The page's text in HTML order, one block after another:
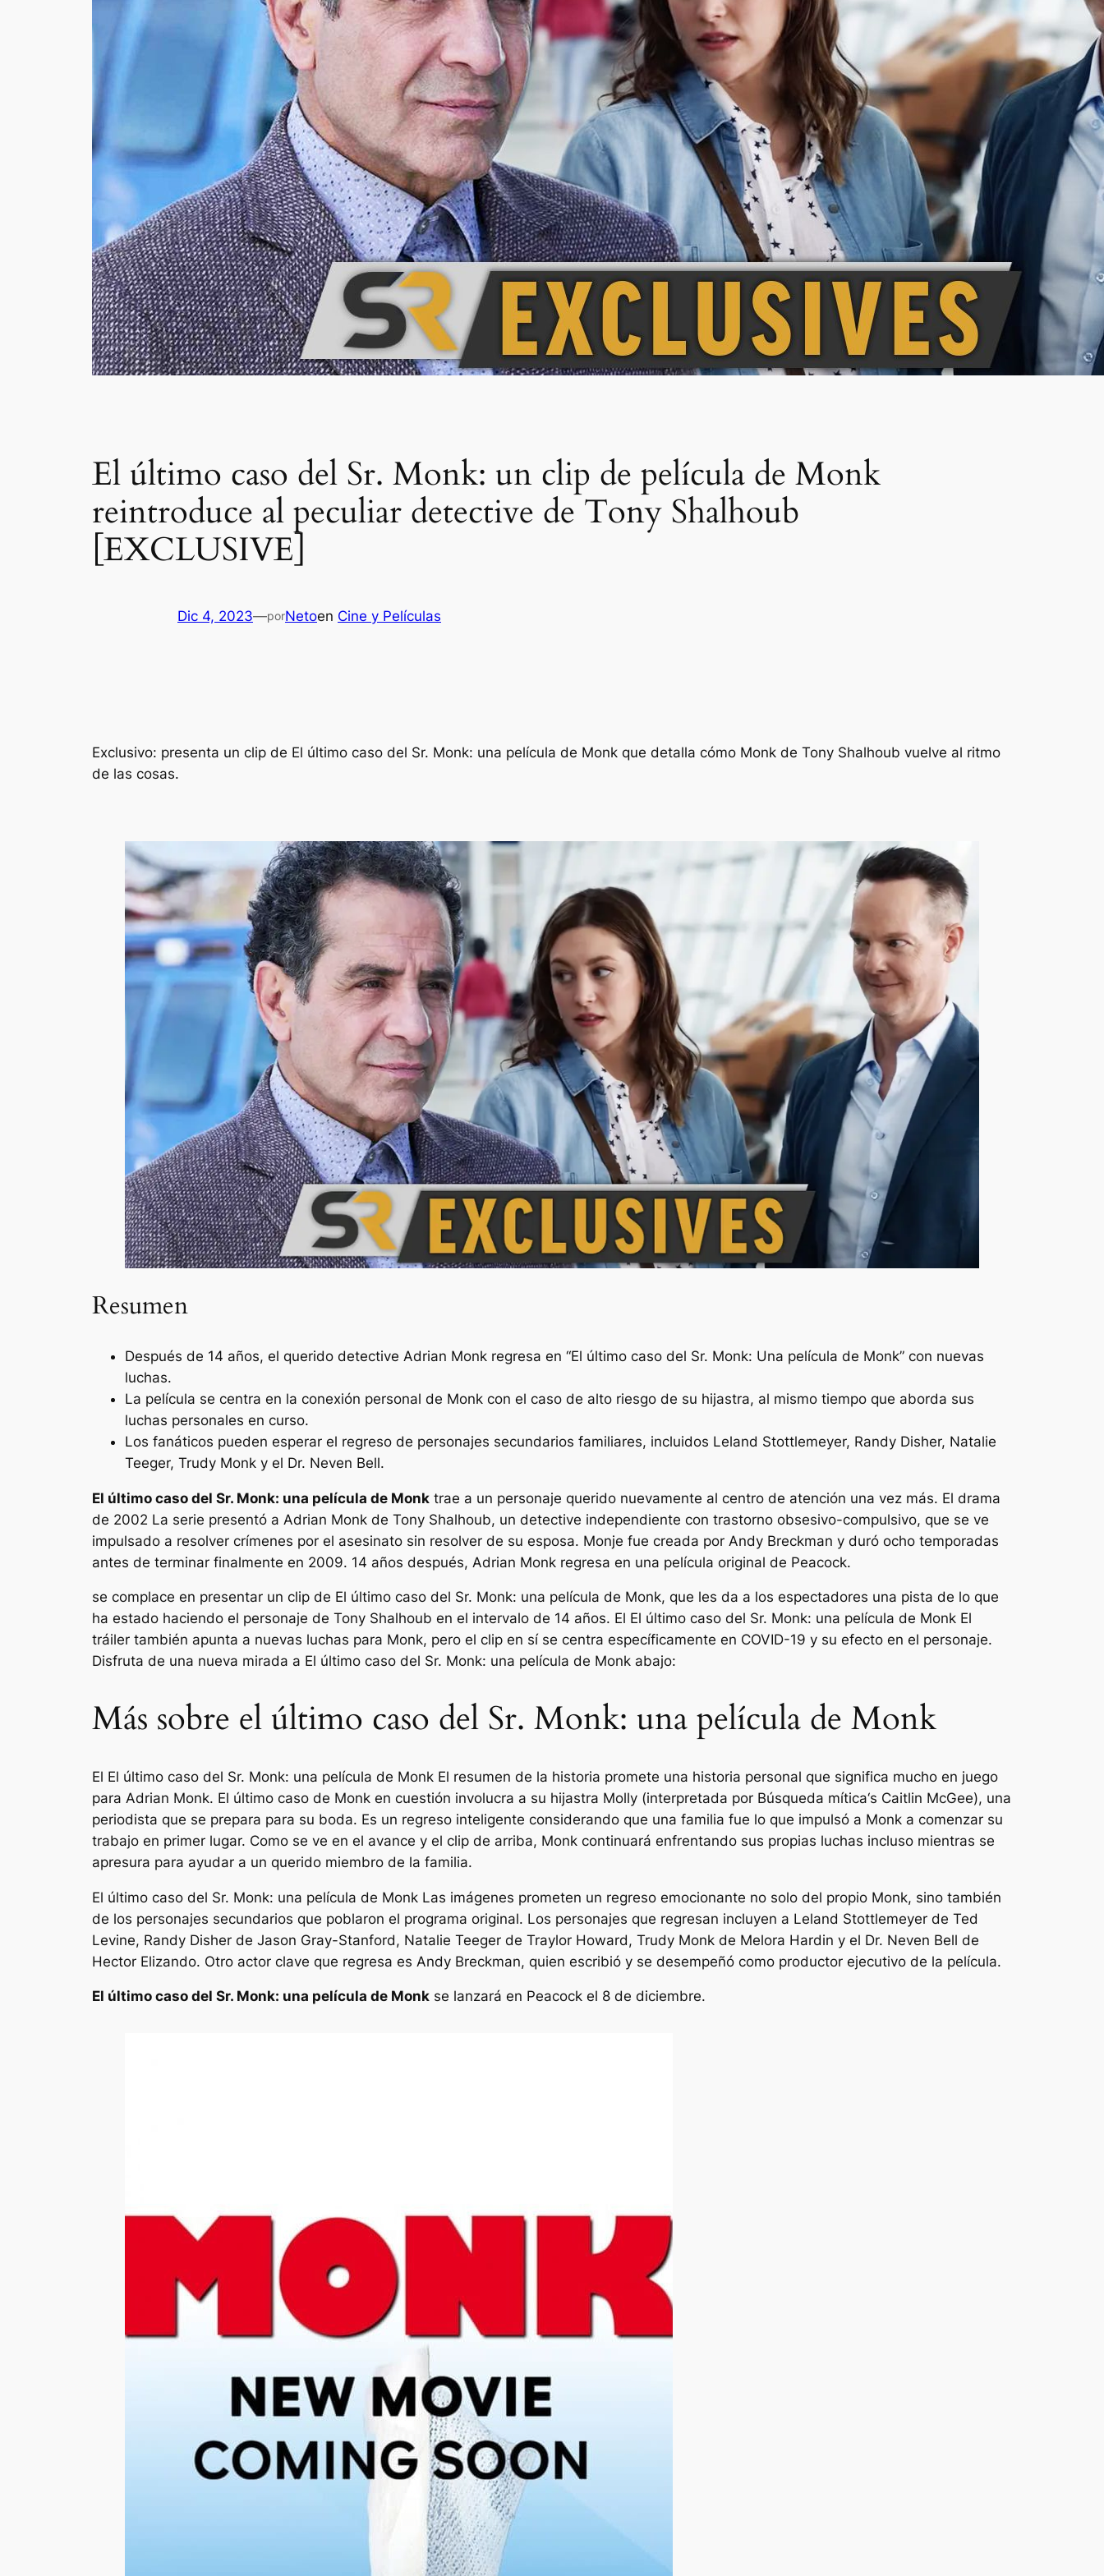
El último caso del Sr. Monk: un clip de película de Monk
reintroduce al peculiar detective de Tony Shalhoub
[EXCLUSIVE]
Dic 4, 2023—porNetoen Cine y Películas
Exclusivo: presenta un clip de El último caso del Sr. Monk: una película de Monk que detalla cómo Monk de Tony Shalhoub vuelve al ritmo
de las cosas.
Resumen
Después de 14 años, el querido detective Adrian Monk regresa en “El último caso del Sr. Monk: Una película de Monk” con nuevas
luchas.
La película se centra en la conexión personal de Monk con el caso de alto riesgo de su hijastra, al mismo tiempo que aborda sus
luchas personales en curso.
Los fanáticos pueden esperar el regreso de personajes secundarios familiares, incluidos Leland Stottlemeyer, Randy Disher, Natalie
Teeger, Trudy Monk y el Dr. Neven Bell.
El último caso del Sr. Monk: una película de Monk trae a un personaje querido nuevamente al centro de atención una vez más. El drama
de 2002 La serie presentó a Adrian Monk de Tony Shalhoub, un detective independiente con trastorno obsesivo-compulsivo, que se ve
impulsado a resolver crímenes por el asesinato sin resolver de su esposa. Monje fue creada por Andy Breckman y duró ocho temporadas
antes de terminar finalmente en 2009. 14 años después, Adrian Monk regresa en una película original de Peacock.
se complace en presentar un clip de El último caso del Sr. Monk: una película de Monk, que les da a los espectadores una pista de lo que
ha estado haciendo el personaje de Tony Shalhoub en el intervalo de 14 años. El El último caso del Sr. Monk: una película de Monk El
tráiler también apunta a nuevas luchas para Monk, pero el clip en sí se centra específicamente en COVID-19 y su efecto en el personaje.
Disfruta de una nueva mirada a El último caso del Sr. Monk: una película de Monk abajo:
Más sobre el último caso del Sr. Monk: una película de Monk
El El último caso del Sr. Monk: una película de Monk El resumen de la historia promete una historia personal que significa mucho en juego
para Adrian Monk. El último caso de Monk en cuestión involucra a su hijastra Molly (interpretada por Búsqueda mítica‘s Caitlin McGee), una
periodista que se prepara para su boda. Es un regreso inteligente considerando que una familia fue lo que impulsó a Monk a comenzar su
trabajo en primer lugar. Como se ve en el avance y el clip de arriba, Monk continuará enfrentando sus propias luchas incluso mientras se
apresura para ayudar a un querido miembro de la familia.
El último caso del Sr. Monk: una película de Monk Las imágenes prometen un regreso emocionante no solo del propio Monk, sino también
de los personajes secundarios que poblaron el programa original. Los personajes que regresan incluyen a Leland Stottlemeyer de Ted
Levine, Randy Disher de Jason Gray-Stanford, Natalie Teeger de Traylor Howard, Trudy Monk de Melora Hardin y el Dr. Neven Bell de
Hector Elizando. Otro actor clave que regresa es Andy Breckman, quien escribió y se desempeñó como productor ejecutivo de la película.
El último caso del Sr. Monk: una película de Monk se lanzará en Peacock el 8 de diciembre.